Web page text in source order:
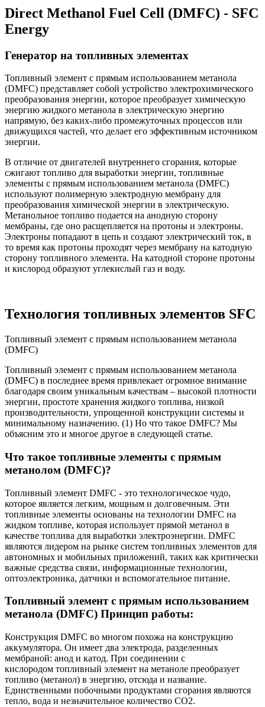
Direct Methanol Fuel Cell (DMFC) - SFC
Energy
Генератор на топливных элементах
Топливный элемент с прямым использованием метанола
(DMFC) представляет собой устройство электрохимического
преобразования энергии, которое преобразует химическую
энергию жидкого метанола в электрическую энергию
напрямую, без каких-либо промежуточных процессов или
движущихся частей, что делает его эффективным источником
энергии.
В отличие от двигателей внутреннего сгорания, которые
сжигают топливо для выработки энергии, топливные
элементы с прямым использованием метанола (DMFC)
используют полимерную электродную мембрану для
преобразования химической энергии в электрическую.
Метанольное топливо подается на анодную сторону
мембраны, где оно расщепляется на протоны и электроны.
Электроны попадают в цепь и создают электрический ток, в
то время как протоны проходят через мембрану на катодную
сторону топливного элемента. На катодной стороне протоны
и кислород образуют углекислый газ и воду.
Технология топливных элементов SFC
Топливный элемент с прямым использованием метанола
(DMFC)
Топливный элемент с прямым использованием метанола
(DMFC) в последнее время привлекает огромное внимание
благодаря своим уникальным качествам – высокой плотности
энергии, простоте хранения жидкого топлива, низкой
производительности, упрощенной конструкции системы и
минимальному назначению. (1) Но что такое DMFC? Мы
объясним это и многое другое в следующей статье.
Что такое топливные элементы с прямым
метанолом (DMFC)?
Топливный элемент DMFC - это технологическое чудо,
которое является легким, мощным и долговечным. Эти
топливные элементы основаны на технологии DMFC на
жидком топливе, которая использует прямой метанол в
качестве топлива для выработки электроэнергии. DMFC
являются лидером на рынке систем топливных элементов для
автономных и мобильных приложений, таких как критически
важные средства связи, информационные технологии,
оптоэлектроника, датчики и вспомогательное питание.
Топливный элемент с прямым использованием
метанола (DMFC) Принцип работы:
Конструкция DMFC во многом похожа на конструкцию
аккумулятора. Он имеет два электрода, разделенных
мембраной: анод и катод. При соединении с
кислородом топливный элемент на метаноле преобразует
топливо (метанол) в энергию, отсюда и название.
Единственными побочными продуктами сгорания являются
тепло, вода и незначительное количество CO2.